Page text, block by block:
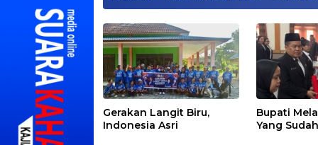
Gerakan Langit Biru,
Indonesia Asri
Bupati
Yang